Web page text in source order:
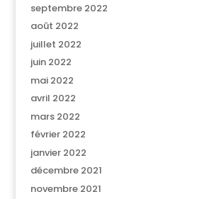
septembre 2022
août 2022
juillet 2022
juin 2022
mai 2022
avril 2022
mars 2022
février 2022
janvier 2022
décembre 2021
novembre 2021